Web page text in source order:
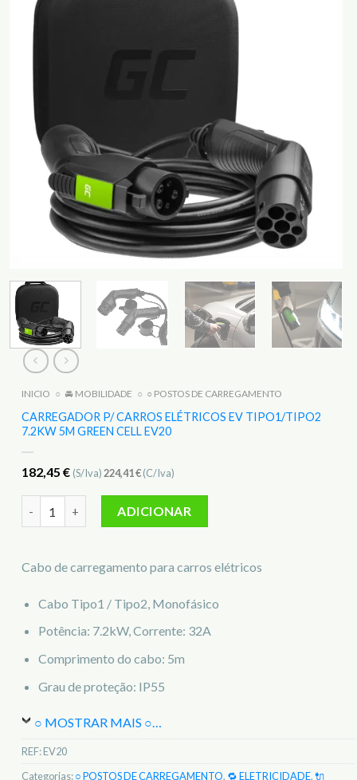
INICIO ○ 🚘 MOBILIDADE ○ ○ POSTOS DE CARREGAMENTO
CARREGADOR P/ CARROS ELÉTRICOS EV TIPO1/TIPO2
7.2KW 5M GREEN CELL EV20
182,45 € (S/Iva)224,41€(C/Iva)
ADICIONAR
Cabo de carregamento para carros elétricos
Cabo Tipo1 / Tipo2, Monofásico
Potência: 7.2kW, Corrente: 32A
Comprimento do cabo: 5m
Grau de proteção: IP55
○ MOSTRAR MAIS ○…
REF:EV20
Categorias:○ POSTOS DE CARREGAMENTO, 🔁 ELETRICIDADE,🔌